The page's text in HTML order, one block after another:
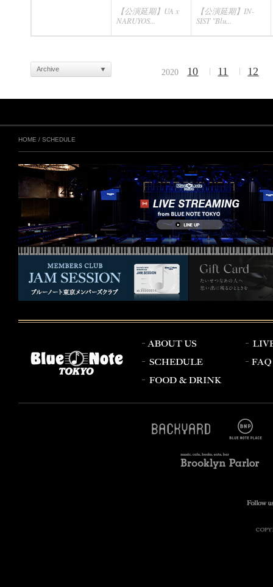
【公演延期】UA x
NARUYOS...
【公演延期】IN-
SIST "Blu...
2020 10 11 12
Archive
HOME / SCHEDULE